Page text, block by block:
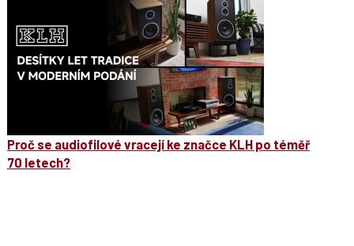
Proč se audiofilové vracejí ke značce KLH po téměř
70 letech?